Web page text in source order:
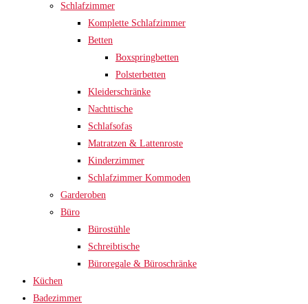
Schlafzimmer
Komplette Schlafzimmer
Betten
Boxspringbetten
Polsterbetten
Kleiderschränke
Nachttische
Schlafsofas
Matratzen & Lattenroste
Kinderzimmer
Schlafzimmer Kommoden
Garderoben
Büro
Bürostühle
Schreibtische
Büroregale & Büroschränke
Küchen
Badezimmer